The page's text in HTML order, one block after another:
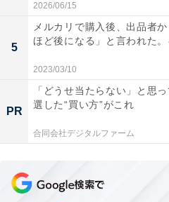
＞Amazonで見る
2026/06/15
5
メルカリで購入後、出品者
ほど後になる」と言われた。
2023/03/10
PR
「どうせ当たらない」と思
選した“買い方”がこれ
合同会社デジタルファーム